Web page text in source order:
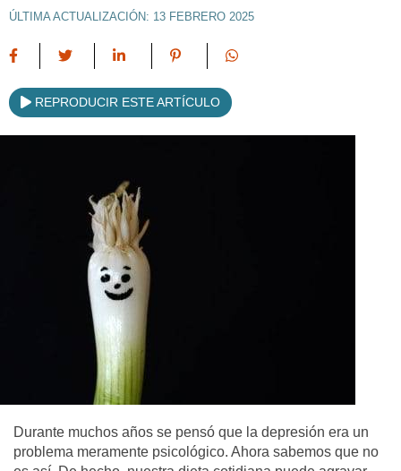
ÚLTIMA ACTUALIZACIÓN: 13 FEBRERO 2025
REPRODUCIR ESTE ARTÍCULO
Durante muchos años se pensó que la depresión era un
problema meramente psicológico. Ahora sabemos que no